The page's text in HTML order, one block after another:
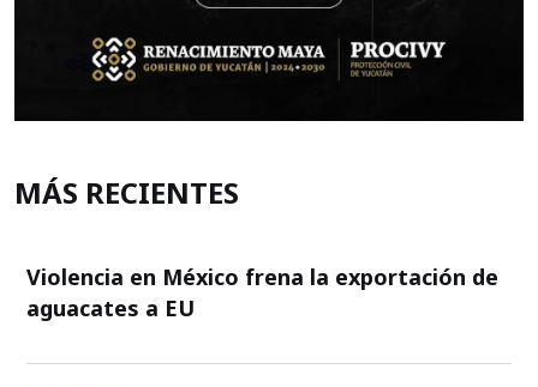
MÁS RECIENTES
Violencia en México frena la exportación de
aguacates a EU